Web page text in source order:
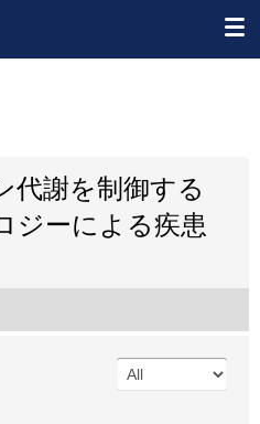
代謝を制御する
ジーによる疾患